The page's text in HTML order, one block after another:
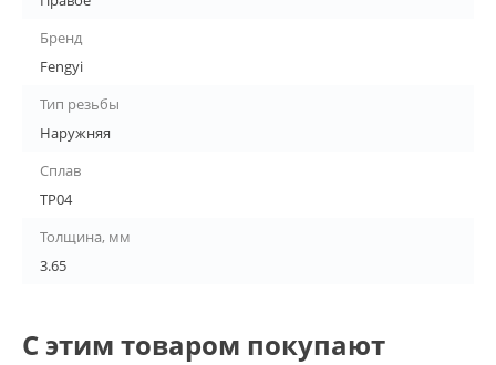
Бренд
Fengyi
Тип резьбы
Наружняя
Сплав
TP04
Толщина, мм
3.65
С этим товаром покупают